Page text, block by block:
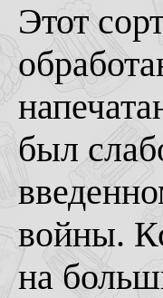
Этот
был
войны.
на